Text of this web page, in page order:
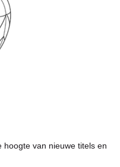
hoogte van nieuwe titels en